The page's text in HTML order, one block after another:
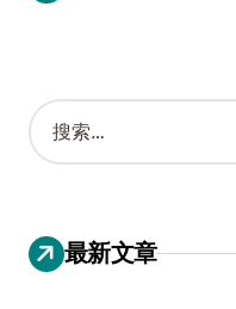
搜
索
：
最新文章